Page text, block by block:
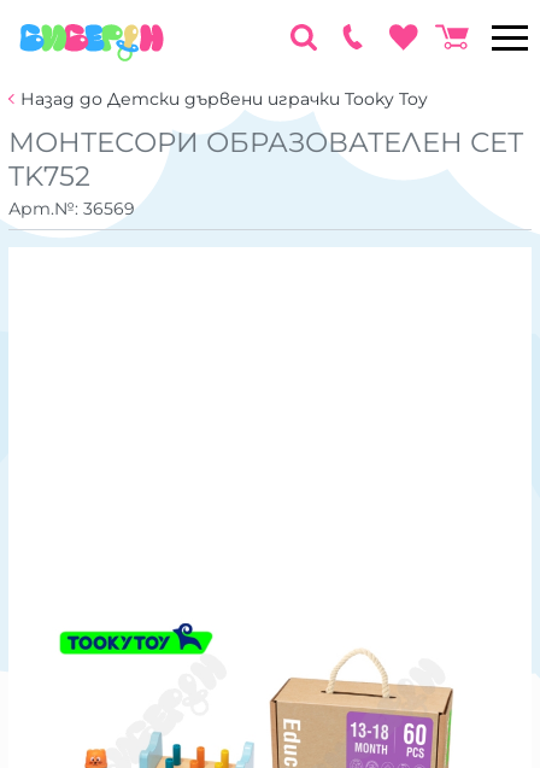
Назад до Детски дървени играчки Tooky Toy
МОНТЕСОРИ ОБРАЗОВАТЕЛЕН СЕТ
TK752
Арт.№: 36569